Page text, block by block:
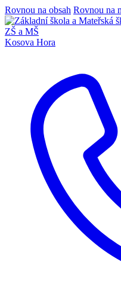
Rovnou na obsah Rovnou na
ZŠ a MŠ
Kosova Hora